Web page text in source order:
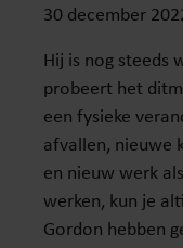
30 december
Hij is nog steeds
probeert het
een fysieke
afvallen, nieuwe
en nieuw werk
werken, kun je
Gordon hebben